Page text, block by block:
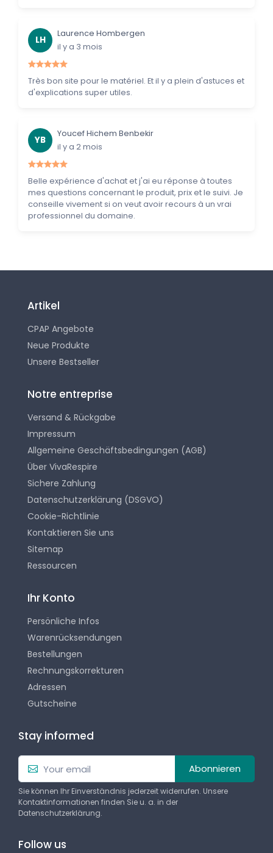
LH
Laurence Hombergen
il y a 3 mois
Très bon site pour le matériel. Et il y a plein d'astuces et
d'explications super utiles.
YB
Youcef Hichem Benbekir
il y a 2 mois
Belle expérience d'achat et j'ai eu réponse à toutes
mes questions concernant le produit, prix et le suivi. Je
conseille vivement si on veut avoir recours à un vrai
professionnel du domaine.
Artikel
CPAP Angebote
Neue Produkte
Unsere Bestseller
Notre entreprise
Versand & Rückgabe
Impressum
Allgemeine Geschäftsbedingungen (AGB)
Über VivaRespire
Sichere Zahlung
Datenschutzerklärung (DSGVO)
Cookie-Richtlinie
Kontaktieren Sie uns
Sitemap
Ressourcen
Ihr Konto
Persönliche Infos
Warenrücksendungen
Bestellungen
Rechnungskorrekturen
Adressen
Gutscheine
Stay informed
Abonnieren
Sie können Ihr Einverständnis jederzeit widerrufen. Unsere
Kontaktinformationen finden Sie u. a. in der
Datenschutzerklärung.
Follow us